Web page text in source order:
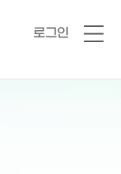
로그인
전